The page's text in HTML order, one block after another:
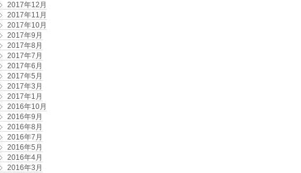
2017年12月
2017年11月
2017年10月
2017年9月
2017年8月
2017年7月
2017年6月
2017年5月
2017年3月
2017年1月
2016年10月
2016年9月
2016年8月
2016年7月
2016年5月
2016年4月
2016年3月